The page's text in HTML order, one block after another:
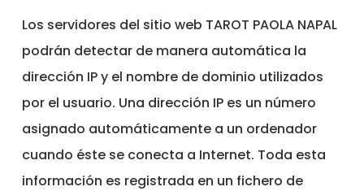
Los servidores del sitio web TAROT PAOLA NAPAL
podrán detectar de manera automática la
dirección IP y el nombre de dominio utilizados
por el usuario. Una dirección IP es un número
asignado automáticamente a un ordenador
cuando éste se conecta a Internet. Toda esta
información es registrada en un fichero de